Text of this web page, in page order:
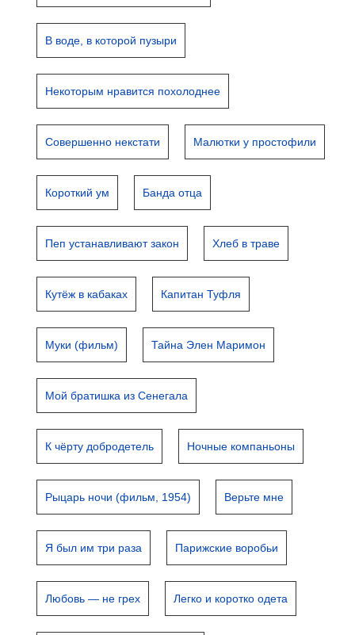
В воде, в которой пузыри
Некоторым нравится похолоднее
Совершенно некстати Малютки у простофили
Короткий ум Банда отца
Пеп устанавливают закон Хлеб в траве
Кутёж в кабаках Капитан Туфля
Муки (фильм) Тайна Элен Маримон
Мой братишка из Сенегала
К чёрту добродетель Ночные компаньоны
Рыцарь ночи (фильм, 1954) Верьте мне
Я был им три раза Парижские воробьи
Любовь — не грех Легко и коротко одета